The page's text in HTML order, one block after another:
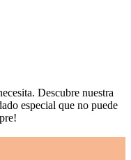
Descubre nuestra
especial que no puede